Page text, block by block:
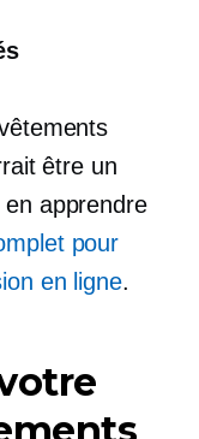
être un
apprendre
pour
en ligne.